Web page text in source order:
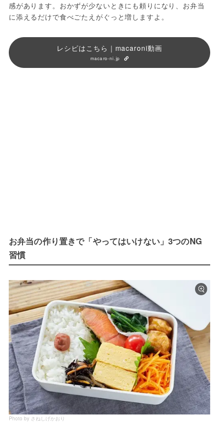
感があります。おかずが少ないときにも頼りになり、お弁当
に添えるだけで食べごたえがぐっと増しますよ。
レシピはこちら｜macaroni動画
macaro-ni.jp
お弁当の作り置きで「やってはいけない」3つのNG
習慣
Photo by さねしげかおり